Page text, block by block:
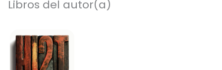
Libros del autor(a)